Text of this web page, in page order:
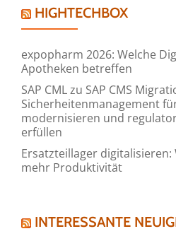
HIGHTECHBOX
expopharm 2026: Welche
Apotheken betreffen
SAP CML zu SAP CMS
Sicherheitenmanagement
modernisieren und
erfüllen
Ersatzteillager digitalisieren:
mehr Produktivität
INTERESSANTE